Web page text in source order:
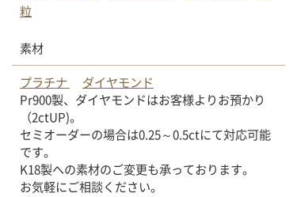
粒
素材
プラチナ
ダイヤモンド
Pr900製、ダイヤモンドはお客様よりお預かり
（2ctUP)。
セミオーダーの場合は0.25～0.5ctにて対応可能
です。
K18製への素材のご変更も承っております。
お気軽にご相談ください。